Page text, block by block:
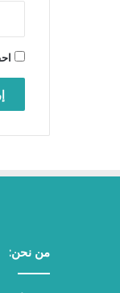
من نحن: